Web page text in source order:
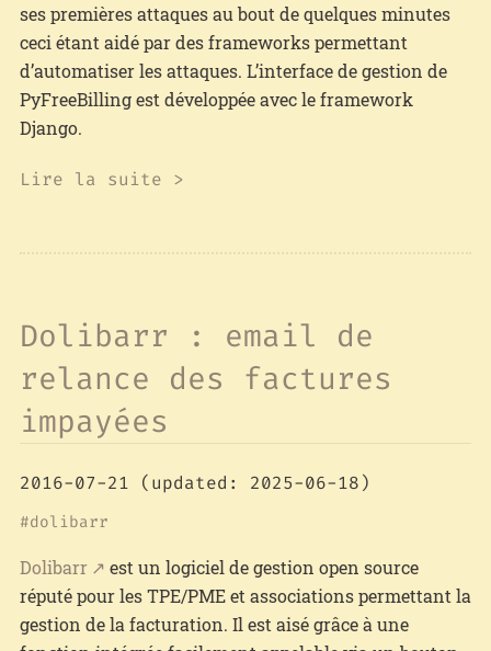
ses premières attaques au bout de quelques minutes
ceci étant aidé par des frameworks permettant
d’automatiser les attaques. L’interface de gestion de
PyFreeBilling est développée avec le framework
Django.
Lire la suite >
Dolibarr : email de
relance des factures
impayées
2016-07-21 (updated: 2025-06-18)
dolibarr
Dolibarr
est un logiciel de gestion open source
réputé pour les TPE/PME et associations permettant la
gestion de la facturation. Il est aisé grâce à une